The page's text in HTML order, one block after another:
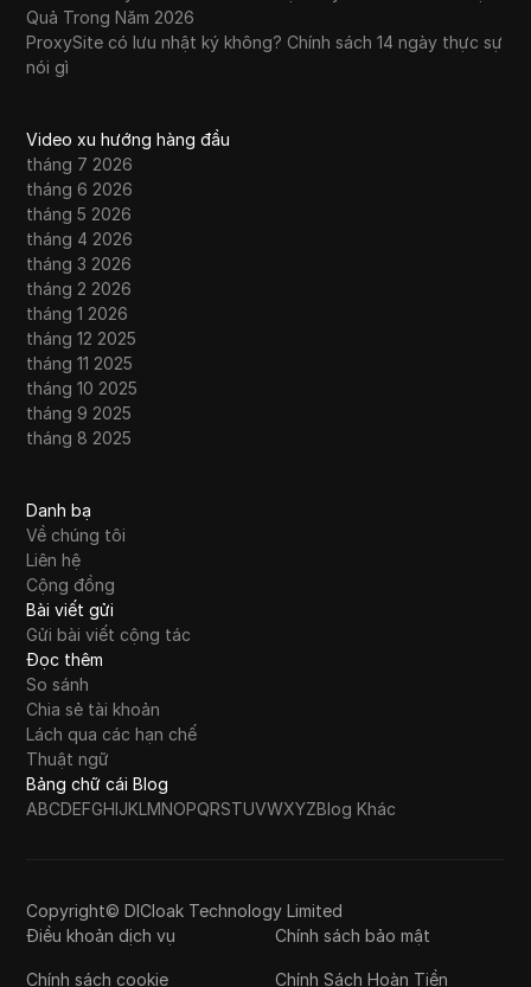
Quả Trong Năm 2026
ProxySite có lưu nhật ký không? Chính sách 14 ngày thực sự
nói gì
Video xu hướng hàng đầu
tháng 7 2026
tháng 6 2026
tháng 5 2026
tháng 4 2026
tháng 3 2026
tháng 2 2026
tháng 1 2026
tháng 12 2025
tháng 11 2025
tháng 10 2025
tháng 9 2025
tháng 8 2025
Danh bạ
Về chúng tôi
Liên hệ
Cộng đồng
Bài viết gửi
Gửi bài viết cộng tác
Đọc thêm
So sánh
Chia sẻ tài khoản
Lách qua các hạn chế
Thuật ngữ
Bảng chữ cái Blog
ABCDEFGHIJKLMNOPQRSTUVWXYZBlog Khác
Copyright© DICloak Technology Limited
Điều khoản dịch vụ
Chính sách bảo mật
Chính sách cookie Chính Sách Hoàn Tiền